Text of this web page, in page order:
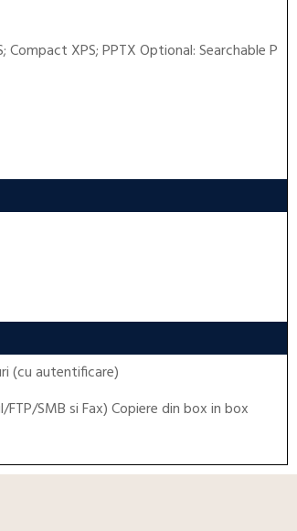
Compact XPS; PPTX Optional: Searchable P
(cu autentificare)
SMB si Fax) Copiere din box in box